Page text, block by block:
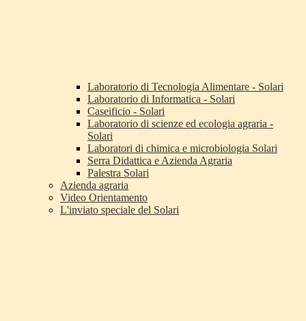
Laboratorio di Tecnologia Alimentare - Solari
Laboratorio di Informatica - Solari
Caseificio - Solari
Laboratorio di scienze ed ecologia agraria -
Solari
Laboratori di chimica e microbiologia Solari
Serra Didattica e Azienda Agraria
Palestra Solari
Azienda agraria
Video Orientamento
L'inviato speciale del Solari